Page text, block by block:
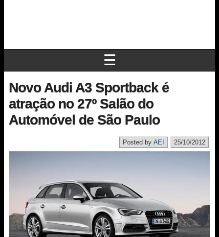
☰
Novo Audi A3 Sportback é
atração no 27º Salão do
Automóvel de São Paulo
25/10/2012
Posted by AEI